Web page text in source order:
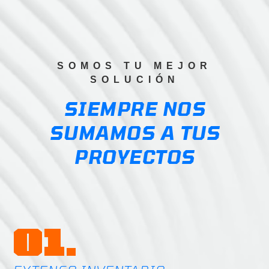
SOMOS TU MEJOR
SOLUCIÓN
SIEMPRE NOS
SUMAMOS A TUS
PROYECTOS
01.